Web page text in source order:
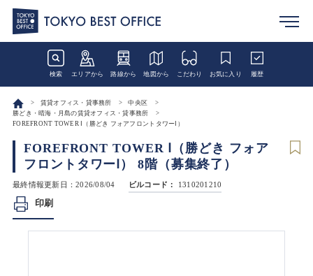
検索 エリアから 路線から 地図から こだわり お気に入り 履歴
賃貸オフィス・貸事務所
中央区
勝どき・晴海・月島の賃貸オフィス・貸事務所
FOREFRONT TOWER Ⅰ（勝どき フォアフロントタワーⅠ）
FOREFRONT TOWER Ⅰ（勝どき フォア
フロントタワーⅠ） 8階（募集終了）
最終情報更新日：2026/08/04 ビルコード： 1310201210
印刷